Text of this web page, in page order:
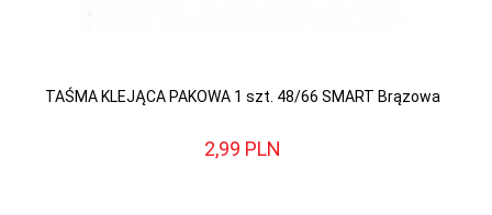
TAŚMA KLEJĄCA PAKOWA 1 szt. 48/66 SMART Brązowa
2,99 PLN